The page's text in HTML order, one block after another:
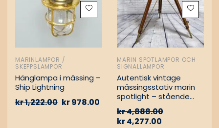
MARINLAMPOR /
SKEPPSLAMPOR
Hänglampa i mässing –
Ship Lightning
kr1,222.00 kr978.00
MARIN SPOTLAMPOR OCH
SIGNALLAMPOR
Autentisk vintage
mässingsstativ marin
spotlight – stående
kr4,888.00
kr4,277.00